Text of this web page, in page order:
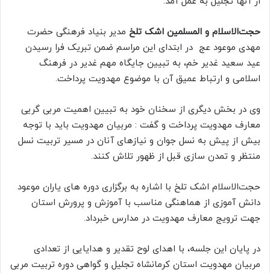
حجت‌الاسلام و المسلمین اشک تلخ مدیر بنیاد فرهنگی حضرت
مهدی موعود عج در ابتدای این مراسم ضمن تبریک فرا رسیدن
عید سعید غدیر خم، به تبیین جایگاه مهم غدیر در فرهنگ
اسلامی و ارتباط عمیق آن با موضوع مهدویت پرداخت.
وی در بخش دیگری از سخنان خود به تبیین اهمیت مربی گریی
معارف مهدویت پرداخت و گفت : مربیان مهدویت باید با توجه
بیش از پیش به نسل جوان و نیازهای آنان در مسیر تربیت نسل
منتظر و تمدن سازی قبل از ظهور تلاش کنند.
حجت‌الاسلام اشک تلخ با اشاره به برگزاری دوره های یاران موعود
دانش آموزی از هماهنگی مناسب با آموزش و پرورش استان
جهت ترویج معارف مهدویت در مدارس خبرداد.
در پایان این جلسه، با اهدای لوح تقدیر و هدایایی از تعدادی
مربیان مهدویت استان کرمانشاه تجلیل و گواهی دوره تربیت مربی